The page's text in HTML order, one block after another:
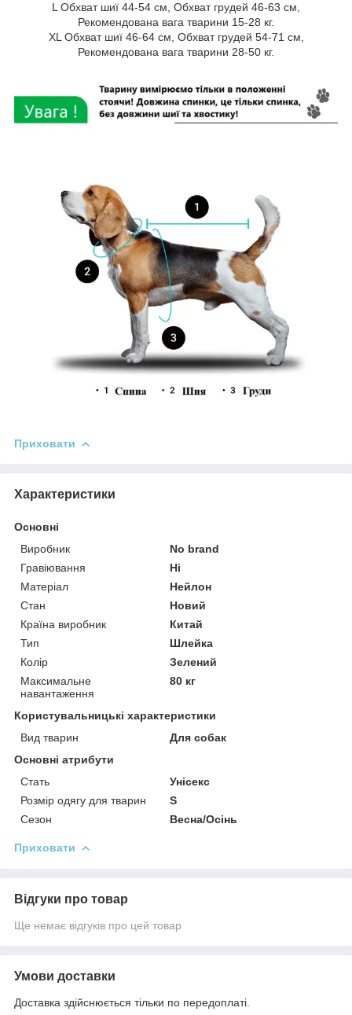
L Обхват шиї 44-54 см, Обхват грудей 46-63 см,
Рекомендована вага тварини 15-28 кг.
XL Обхват шиї 46-64 см, Обхват грудей 54-71 см,
Рекомендована вага тварини 28-50 кг.
Приховати
Характеристики
Основні
Виробник
No brand
Гравіювання
Ні
Матеріал
Нейлон
Стан
Новий
Країна виробник
Китай
Тип
Шлейка
Колір
Зелений
Максимальне
навантаження
80 кг
Користувальницькі характеристики
Вид тварин
Для собак
Основні атрибути
Стать
Унісекс
Розмір одягу для тварин
S
Сезон
Весна/Осінь
Приховати
Відгуки про товар
Ще немає відгуків про цей товар
Умови доставки
Доставка здійснюється тільки по передоплаті.